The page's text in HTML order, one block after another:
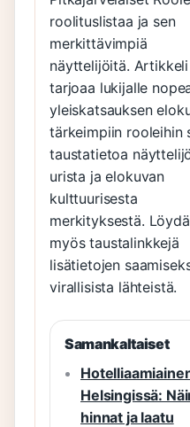
roolituslistaa ja sen
merkittävimpiä
näyttelijöitä. Artikkeli
tarjoaa lukijalle
yleiskatsauksen
tärkeimpiin rooleihin
taustatietoa
urista ja elokuvan
kulttuurisesta
merkityksestä.
myös taustalinkkejä
lisätietojen
virallisista lähteistä.
Samankaltaiset
Helsingissä:
hinnat ja laatu